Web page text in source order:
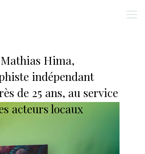
Mathias Hima,
indépendant
de 25 ans, au service
acteurs locaux